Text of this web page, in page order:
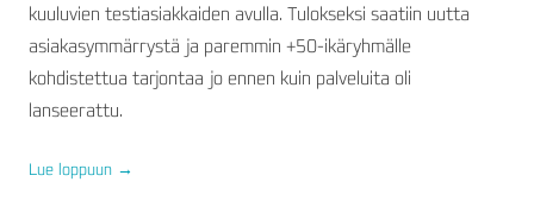
kuuluvien testiasiakkaiden avulla. Tulokseksi saatiin uutta
asiakasymmärrystä ja paremmin +50-ikäryhmälle
kohdistettua tarjontaa jo ennen kuin palveluita oli
lanseerattu.
Lue loppuun →